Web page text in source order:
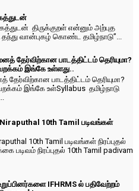
திருக்குறள் என்னும் அற்புத
வான்புகழ் கொண்ட தமிழ்நாடு”...
தேர்விற்கான பாடத்திட்டம் தெரியுமா?
இங்கே உள்ளது..
தேர்விற்கான பாடத்திட்டம் தெரியுமா?
இங்கே உள்Syllabus தமிழ்நாடு
10th Tamil படிவங்கள்
10th Tamil படிவங்கள் நிரப்புதல்
படிவம் நிரப்புதல் 10th Tamil padivam
IFHRMS ல் பதிவேற்றம்